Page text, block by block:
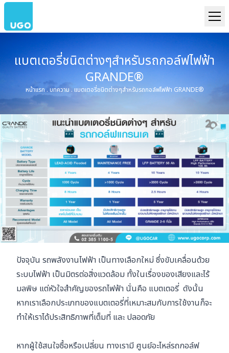
แบตเตอรี่ชนิตต่างๆสำหรับรถกอล์ฟไฟฟ้า
GRANDE®
หน้าแรก . บทความ . แบตเตอรี่ชนิตต่างๆสำหรับรถกอล์ฟไฟฟ้า GRANDE®
ปัจจุบัน รถพลังงานไฟฟ้า เป็นทางเลือกใหม่ ซึ่งขับเคลื่อนด้วย
ระบบไฟฟ้า เป็นมิตรต่อสิ่งแวดล้อม ทั้งในเรื่องของเสียงและไร้
มลพิษ แต่หัวใจสำคัญของรถไฟฟ้า นั่นคือ แบตเตอรี่ ดังนั้น
หากเราเลือกประเภทของแบตเตอรี่ที่เหมาะสมกับการใช้งานก็จะ
ทำให้เราได้ประสิทธิภาพที่เต็มที่ และ ปลอดภัย
หากผู้ใช้สนใจซื้อหรือเปลี่ยน ทางเรามี ศูนย์อะไหล่รถกอล์ฟ